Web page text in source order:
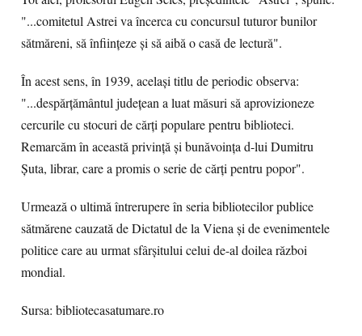
"...comitetul Astrei va încerca cu concursul tuturor bunilor
sătmăreni, să înfiinţeze şi să aibă o casă de lectură".
În acest sens, în 1939, acelaşi titlu de periodic observa:
"...despărţământul judeţean a luat măsuri să aprovizioneze
cercurile cu stocuri de cărţi populare pentru biblioteci.
Remarcăm în această privinţă şi bunăvoinţa d-lui Dumitru
Şuta, librar, care a promis o serie de cărţi pentru popor".
Urmează o ultimă întrerupere în seria bibliotecilor publice
sătmărene cauzată de Dictatul de la Viena şi de evenimentele
politice care au urmat sfârşitului celui de-al doilea război
mondial.
Sursa: bibliotecasatumare.ro